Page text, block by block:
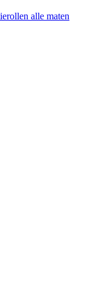
alle maten